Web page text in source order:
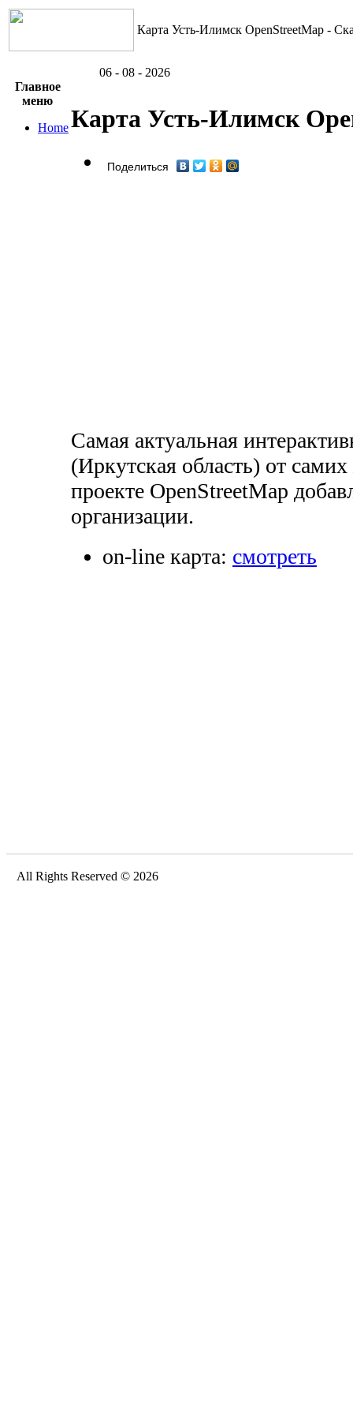
Карта Усть-Илимск OpenStreetMap -
06 - 08 - 2026
Главное
меню
HomeКарта Усть-Илимск
Поделиться
Самая актуальная
(Иркутская область) от
проекте OpenStreetMap
организации.
on-line карта: смотреть
All Rights Reserved © 2026